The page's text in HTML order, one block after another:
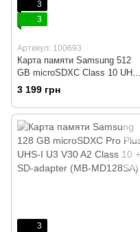
3
3
Артикул: 100693
Карта памяти Samsung 512
GB microSDXC Class 10 UHS-I
U3 V30 A2 EVO Plus + SD
Adapter MB-MC512KA
3 199 грн
3